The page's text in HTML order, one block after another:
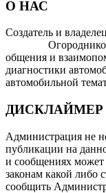
О НАС
Создатель и
общения и
диагностики
автомобильной
ДИСКЛАЙМЕР
Администрация не
публикации на
и сообщениях может
законам какой либо
сообщить